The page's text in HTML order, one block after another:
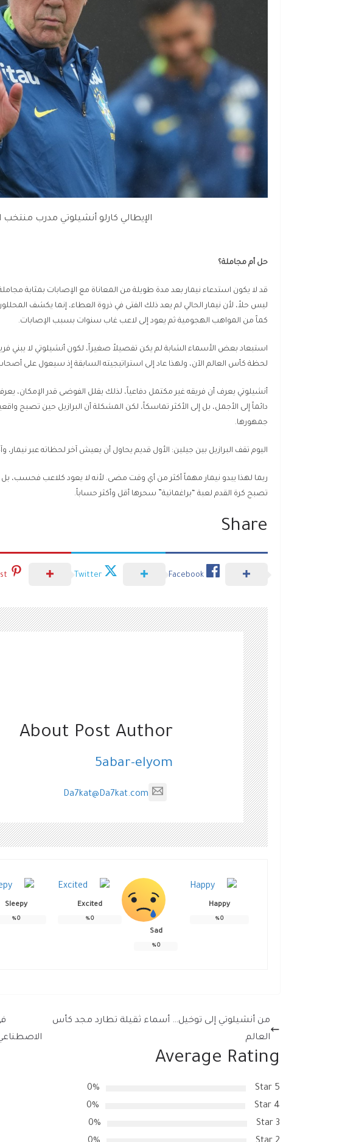
الإيطالي كارلو أنشيلوتي مدرب منتخب
حل أم مجاملة؟
قد لا يكون استدعاء نيمار بعد مدة طويلة من المعاناة مع الإصابات بمثابة
ليس حلاً، لأن نيمار الحالي لم يعد ذلك الفتى في ذروة العطاء، إنما يكشف
كماً من المواهب الهجومية ثم يعود إلى لاعب غاب سنوات بسبب الإصابات.
لحظة كأس العالم الآن، ولهذا عاد إلى استراتيجيته السابقة إذ سيعول على
أنشيلوتي يعرف أن فريقه غير مكتمل دفاعياً، لذلك يقلل الفوضى قدر الإمكان، يعرف
دائماً إلى الأجمل، بل إلى الأكثر تماسكاً، لكن المشكلة أن البرازيل حين تصبح
جمهورها.
اليوم تقف البرازيل بين جيلين: الأول قديم يحاول أن يعيش آخر لحظاته عبر نيمار،
ربما لهذا يبدو نيمار مهماً أكثر من أي وقت مضى. لأنه لا يعود كلاعب فحسب، بل
تصبح كرة القدم لعبة “براغماتية” سحرها أقل وأكثر حساباً.
Share
Facebook
Twitter
About Post Author
5abar-elyom
Da7kat@Da7kat.com
Happy
0
%
Sad
0
%
Excited
0
%
Sleepy
0
%
من أنشيلوتي إلى توخيل… أسماء ثقيلة تطارد مجد كأس
العالم
Average Rating
5 Star
0%
4 Star
0%
3 Star
0%